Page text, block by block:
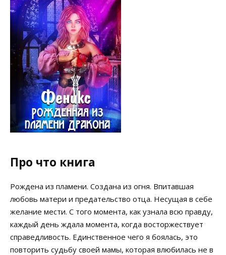
Про что книга
Рождена из пламени. Создана из огня. Впитавшая
любовь матери и предательство отца. Несущая в себе
желание мести. С того момента, как узнала всю правду,
каждый день ждала момента, когда восторжествует
справедливость. Единственное чего я боялась, это
повторить судьбу своей мамы, которая влюбилась не в